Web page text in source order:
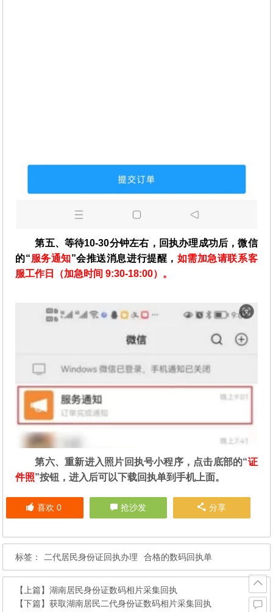
第五、等待10-30分钟左右，回执办理成功后，微信
的“服务通知”会推送消息进行提醒， 如需加急请联系客
服工作日（加急时间 9:30-18:00）。
第六、重新进入照片回执号小程序，点击底部的“证
件照”按钮，进入后可以下载回执单到手机上面。
喜欢 0 抢沙发 分享
标签： 二代居民身份证回执办理 合格的数码回执单
【上篇】湖南居民身份证数码相片采集回执
【下篇】获取湖南居民二代身份证数码相片采集回执